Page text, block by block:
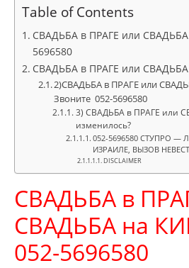
Table of Contents
СВАДЬБА в ПРАГЕ или
5696580
СВАДЬБА в ПРАГЕ или
2)СВАДЬБА в ПРАГЕ или
Звоните 052-5696580
3) СВАДЬБА в ПРАГЕ или
изменилось?
052-5696580 СТУПРО —
ИЗРАИЛЕ, ВЫЗОВ
DISCLAIMER
СВАДЬБА в
СВАДЬБА на
052-5696580